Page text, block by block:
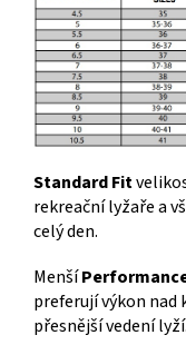
Standard Fit
rekreační lyžaře a
celý den.
Menší
preferují výkon
přesnější vedení lyží.